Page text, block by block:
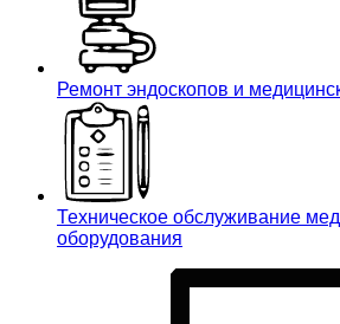
Ремонт эндоскопов и
Техническое обслуживание
оборудования